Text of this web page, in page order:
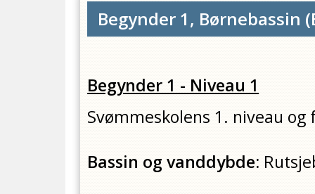
Begynder 1, Børnebassin (
Begynder 1 - Niveau 1
Svømmeskolens 1. niveau
Bassin og vanddybde: